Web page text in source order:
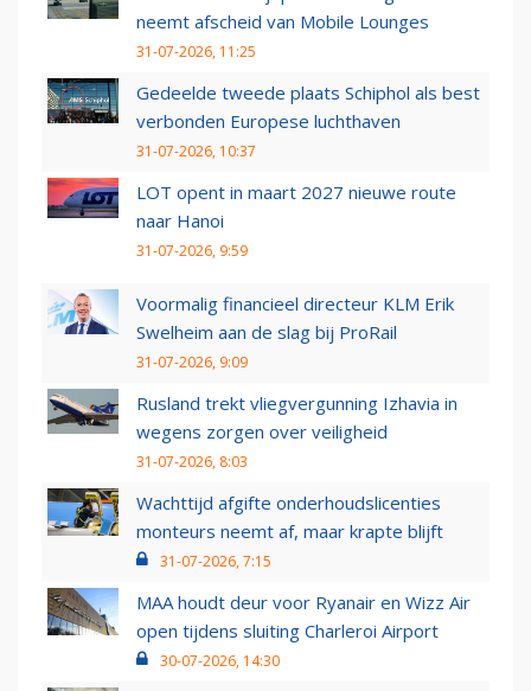
neemt afscheid van Mobile Lounges
31-07-2026, 11:25
Gedeelde tweede plaats Schiphol als best
verbonden Europese luchthaven
31-07-2026, 10:37
LOT opent in maart 2027 nieuwe route
naar Hanoi
31-07-2026, 9:59
Voormalig financieel directeur KLM Erik
Swelheim aan de slag bij ProRail
31-07-2026, 9:09
Rusland trekt vliegvergunning Izhavia in
wegens zorgen over veiligheid
31-07-2026, 8:03
Wachttijd afgifte onderhoudslicenties
monteurs neemt af, maar krapte blijft
31-07-2026, 7:15
MAA houdt deur voor Ryanair en Wizz Air
open tijdens sluiting Charleroi Airport
30-07-2026, 14:30